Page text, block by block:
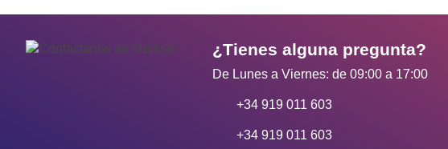
¿Tienes alguna pregunta?
De Lunes a Viernes: de 09:00 a 17:00
+34 919 011 603
+34 919 011 603